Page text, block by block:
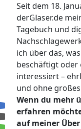
Seit dem 18.
derGlaser.de
Tagebuch und
ich über das,
beschäftigt oder
interessiert –
und ohne
Wenn du mehr
erfahren
auf meiner